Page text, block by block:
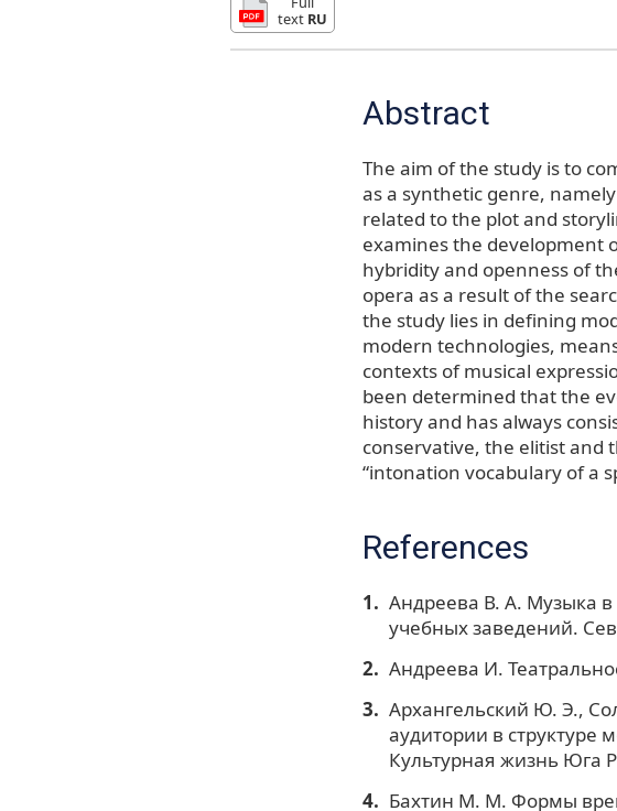
text RU
Abstract
The aim of the study is to
as a synthetic genre,
related to the plot and
examines the development
hybridity and openness of
opera as a result of the
the study lies in defining
modern technologies,
contexts of musical
been determined that the
history and has always
conservative, the elitist and
“intonation vocabulary of a
References
Андреева В. А. Музыка в
учебных заведений.
Андреева И.
Архангельский Ю. Э.,
аудитории в структуре
Культурная жизнь Юга
Бахтин М. М. Формы